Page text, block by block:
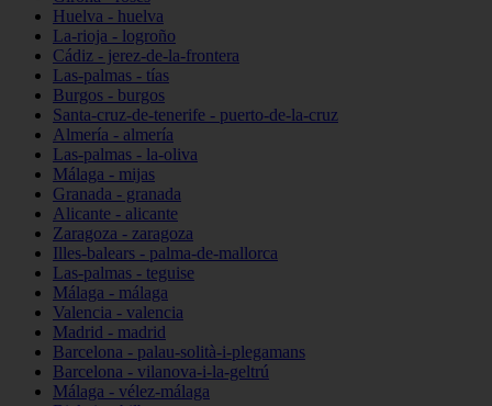
Huelva - huelva
La-rioja - logroño
Cádiz - jerez-de-la-frontera
Las-palmas - tías
Burgos - burgos
Santa-cruz-de-tenerife - puerto-de-la-cruz
Almería - almería
Las-palmas - la-oliva
Málaga - mijas
Granada - granada
Alicante - alicante
Zaragoza - zaragoza
Illes-balears - palma-de-mallorca
Las-palmas - teguise
Málaga - málaga
Valencia - valencia
Madrid - madrid
Barcelona - palau-solità-i-plegamans
Barcelona - vilanova-i-la-geltrú
Málaga - vélez-málaga